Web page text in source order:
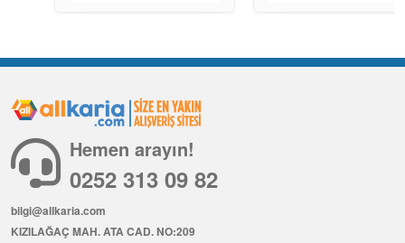
Hemen arayın!
0252 313 09 82
bilgi@allkaria.com
KIZILAĞAÇ MAH. ATA CAD. NO:209